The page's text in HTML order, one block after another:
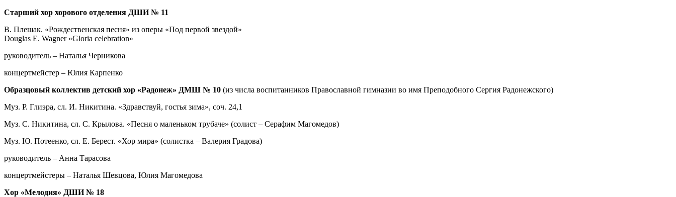
Старший хор хорового отделения ДШИ № 11
В. Плешак. «Рождественская песня» из оперы «Под первой звездой»
Douglas E. Wagner «Gloria celebration»
руководитель – Наталья Черникова
концертмейстер – Юлия Карпенко
Образцовый коллектив детский хор «Радонеж» ДМШ № 10 (из числа воспитанников Православной гимназии во имя Преподобного Сергия Радонежского)
Муз. Р. Глиэра, сл. И. Никитина. «Здравствуй, гостья зима», соч. 24,1
Муз. С. Никитина, сл. С. Крылова. «Песня о маленьком трубаче» (солист – Серафим Магомедов)
Муз. Ю. Потеенко, сл. Е. Берест. «Хор мира» (солистка – Валерия Градова)
руководитель – Анна Тарасова
концертмейстеры – Наталья Шевцова, Юлия Магомедова
Хор «Мелодия» ДШИ № 18